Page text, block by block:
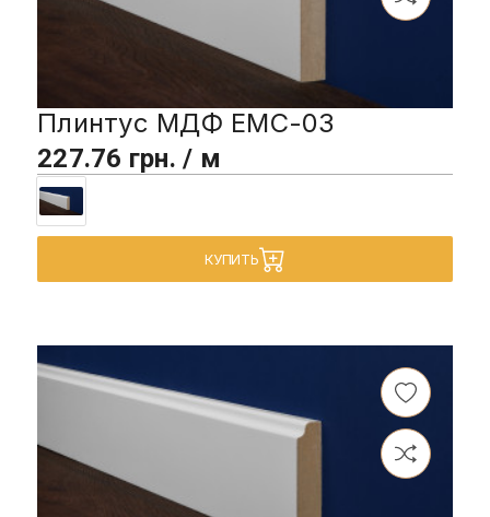
Плинтус МДФ EMC-03
227.76 грн. / м
КУПИТЬ